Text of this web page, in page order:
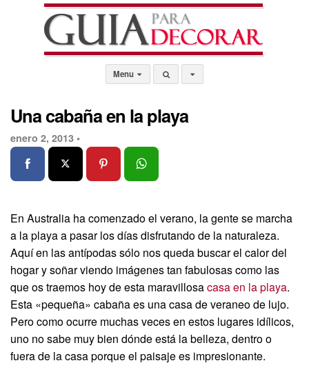
Menu
Una cabaña en la playa
enero 2, 2013 •
En Australia ha comenzado el verano, la gente se marcha
a la playa a pasar los días disfrutando de la naturaleza.
Aquí en las antípodas sólo nos queda buscar el calor del
hogar y soñar viendo imágenes tan fabulosas como las
que os traemos hoy de esta maravillosacasa en la playa.
Esta «pequeña» cabaña es una casa de veraneo de lujo.
Pero como ocurre muchas veces en estos lugares idílicos,
uno no sabe muy bien dónde está la belleza, dentro o
fuera de la casa porque el paisaje es impresionante.